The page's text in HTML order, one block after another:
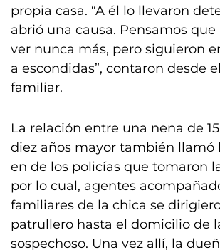
propia casa. “A él lo llevaron
abrió una causa. Pensamos que
ver nunca más, pero siguieron
a escondidas”, contaron desde
familiar.
La relación entre una nena de
diez años mayor también llamó
en de los policías que tomaron
por lo cual, agentes
familiares de la chica se
patrullero hasta el domicilio de
sospechoso. Una vez allí, la